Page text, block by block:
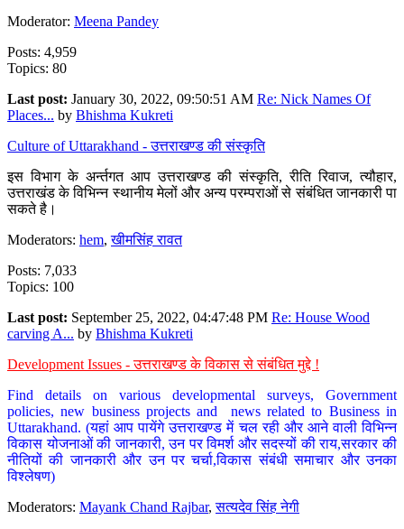
Moderator: Meena Pandey
Posts: 4,959
Topics: 80
Last post: January 30, 2022, 09:50:51 AM Re: Nick Names Of
Places... by Bhishma Kukreti
Culture of Uttarakhand - उत्तराखण्ड की संस्कृति
इस विभाग के अर्न्तगत आप उत्तराखण्ड की संस्कृति, रीति रिवाज, त्यौहार,
उत्तराखंड के विभिन्न स्थानीय मेलों और अन्य परम्पराओं से संबंधित जानकारी पा
सकते है।
Moderators: hem,खीमसिंह रावत
Posts: 7,033
Topics: 100
Last post: September 25, 2022, 04:47:48 PM Re: House Wood
carving A... by Bhishma Kukreti
Development Issues - उत्तराखण्ड के विकास से संबंधित मुद्दे !
Find details on various developmental surveys, Government
policies, new business projects and news related to Business in
Uttarakhand. (यहां आप पायेंगे उत्तराखण्ड में चल रही और आने वाली विभिन्न
विकास योजनाओं की जानकारी, उन पर विमर्श और सदस्यों की राय,सरकार की
नीतियों की जानकारी और उन पर चर्चा,विकास संबंधी समाचार और उनका
विश्लेषण)
Moderators: Mayank Chand Rajbar,सत्यदेव सिंह नेगी